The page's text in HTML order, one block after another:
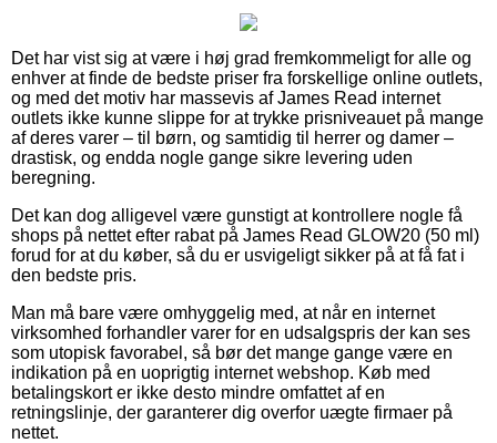
Det har vist sig at være i høj grad fremkommeligt for alle og
enhver at finde de bedste priser fra forskellige online outlets,
og med det motiv har massevis af James Read internet
outlets ikke kunne slippe for at trykke prisniveauet på mange
af deres varer – til børn, og samtidig til herrer og damer –
drastisk, og endda nogle gange sikre levering uden
beregning.
Det kan dog alligevel være gunstigt at kontrollere nogle få
shops på nettet efter rabat på James Read GLOW20 (50 ml)
forud for at du køber, så du er usvigeligt sikker på at få fat i
den bedste pris.
Man må bare være omhyggelig med, at når en internet
virksomhed forhandler varer for en udsalgspris der kan ses
som utopisk favorabel, så bør det mange gange være en
indikation på en uoprigtig internet webshop. Køb med
betalingskort er ikke desto mindre omfattet af en
retningslinje, der garanterer dig overfor uægte firmaer på
nettet.